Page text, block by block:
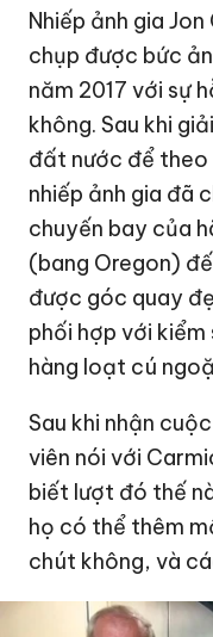
Nhiếp ảnh gia
chụp được bức
năm 2017 với sự
không. Sau khi
đất nước để theo
nhiếp ảnh gia đã
chuyến bay của
(bang Oregon)
được góc quay
phối hợp với
hàng loạt cú
Sau khi nhận
viên nói với
biết lượt đó thế
họ có thể thêm
chút không, và